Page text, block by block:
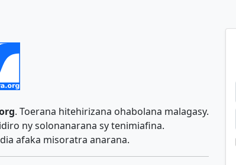
. Toerana hitehirizana ohabolana malagasy.
ny solonanarana sy tenimiafina.
afaka misoratra anarana.